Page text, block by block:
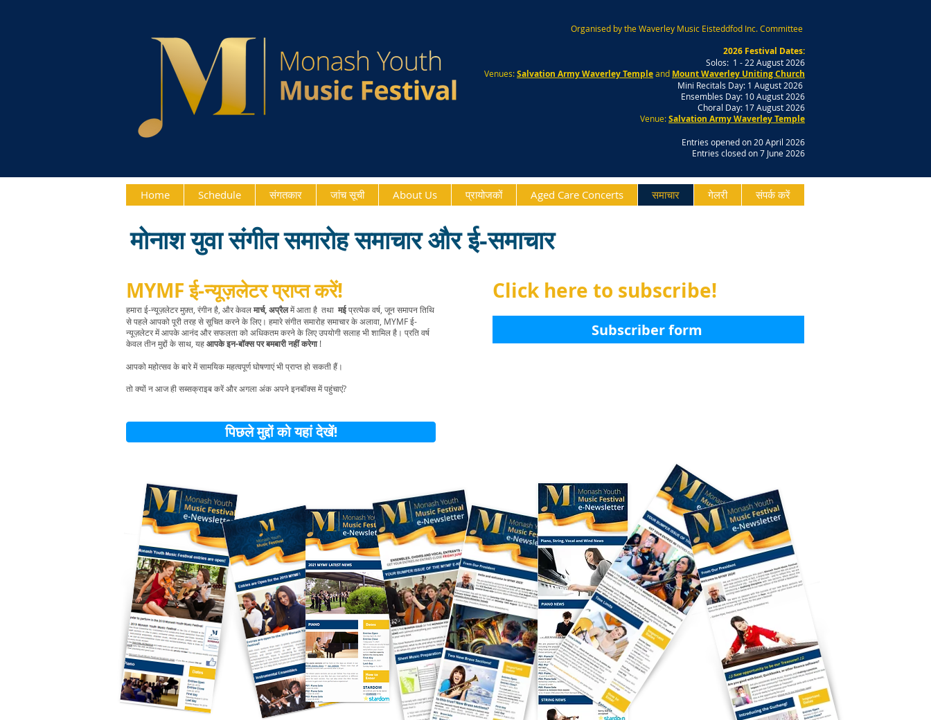
Organised by the Waverley Music Eisteddfod Inc. Committee
2026 Festival Dates:
Solos: 1 - 22 August 2026
Venues:Salvation Army Waverley Templeand Mount Waverley Uniting Church
Mini Recitals Day: 1 August 2026
Ensembles Day: 10 August 2026
Choral Day: 17 August 2026
Venue:Salvation Army Waverley Temple
Entries opened on 20 April 2026
Entries closed on 7 June 2026
Home Schedule संगतकार जांच सूची About Us प्रायोजकों Aged Care Concerts समाचार गेलरी संपर्क करें
मोनाश युवा संगीत समारोह समाचार और ई-समाचार
MYMF ई-न्यूज़लेटर प्राप्त करें!
हमारा ई-न्यूज़लेटर मुफ़्त, रंगीन है, और केवलमार्च, अप्रैलमें आता है तथा मईप्रत्येक वर्ष, जून समापन तिथि
से पहले आपको पूरी तरह से सूचित करने के लिए। हमारे संगीत समारोह समाचार के अलावा, MYMF ई-
न्यूज़लेटर में आपके आनंद और सफलता को अधिकतम करने के लिए उपयोगी सलाह भी शामिल है। प्रति वर्ष
केवल तीन मुद्दों के साथ, यहआपके इन-बॉक्स पर बमबारी नहीं करेगा!
आपको महोत्सव के बारे में सामयिक महत्वपूर्ण घोषणाएं भी प्राप्त हो सकती हैं।
तो क्यों न आज ही सब्सक्राइब करें और अगला अंक अपने इनबॉक्स में पहुंचाएं?
Click here to subscribe!
Subscriber form
पिछले मुद्दों को यहां देखें!